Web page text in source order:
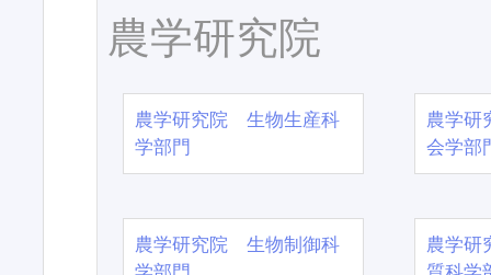
農学研究院
農学研究院 生物生産科
学部門
農学
会学部
農学研究院 生物制御科
農学